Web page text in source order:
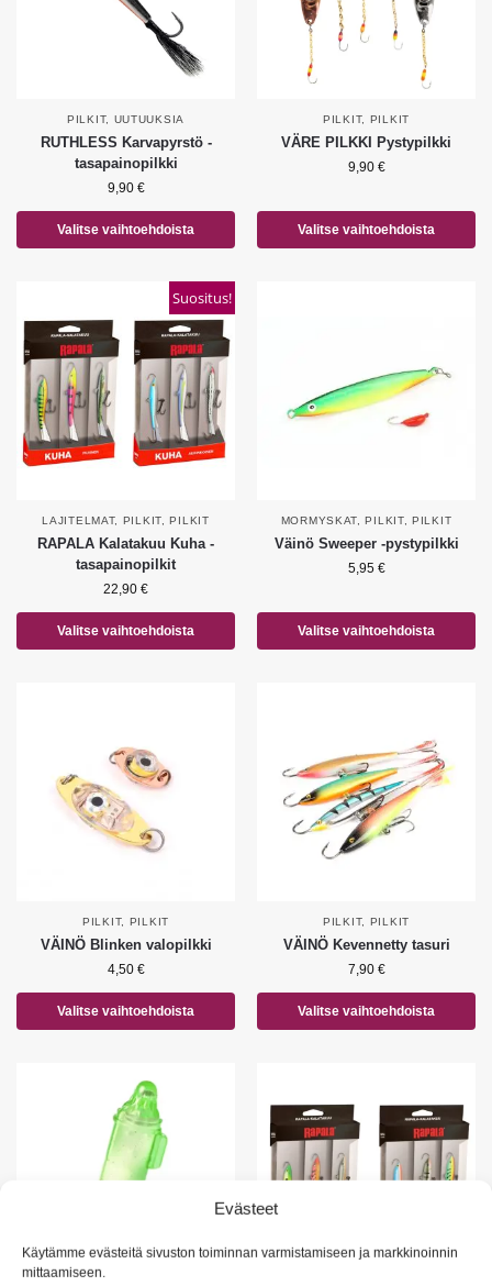
Evästeet
Käytämme evästeitä sivuston toiminnan varmistamiseen ja markkinoinnin
mittaamiseen.
PILKIT, UUTUUKSIA
RUTHLESS Karvapyrstö -
tasapainopilkki
9,90 €
Valitse vaihtoehdoista
PILKIT, PILKIT
VÄRE PILKKI Pystypilkki
9,90 €
Valitse vaihtoehdoista
Suositus!
LAJITELMAT, PILKIT ,PILKIT
RAPALA Kalatakuu Kuha -
tasapainopilkit
22,90 €
Valitse vaihtoehdoista
MORMYSKAT ,PILKIT,PILKIT
Väinö Sweeper -pystypilkki
5,95 €
Valitse vaihtoehdoista
PILKIT, PILKIT
VÄINÖ Blinken valopilkki
4,50 €
Valitse vaihtoehdoista
PILKIT, PILKIT
VÄINÖ Kevennetty tasuri
7,90 €
Valitse vaihtoehdoista